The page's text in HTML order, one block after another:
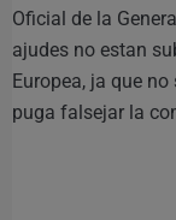
Oficial de la
ajudes no estan
Europea, ja que
puga falsejar la